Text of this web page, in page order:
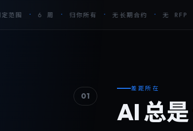
围 · 6 周 · 归你所有 · 无长期合约 · 无 RFP ·
01
差距所在
AI 总是